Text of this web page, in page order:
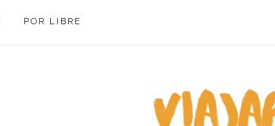
POR LIBRE